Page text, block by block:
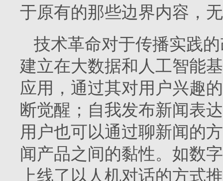
于原有的那些边界内容，
技术革命对于传播实践
建立在大数据和人工智能
应用，通过其对用户兴趣
断觉醒；自我发布新闻表
用户也可以通过聊新闻的
闻产品之间的黏性。如数
上线了以人机对话的方式